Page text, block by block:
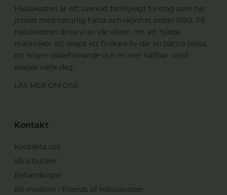
Hälsokosten är ett svenskt familjeägt företag som har
jobbat med naturlig hälsa och skönhet sedan 1980. På
Hälsokosten drivs vi av vår vision om att hjälpa
människor att skapa ett friskare liv där en bättre hälsa,
ett högre välbefinnande och en mer hållbar värld
skapas varje dag.
LÄS MER OM OSS
Kontakt
Kontakta oss
Våra butiker
Behandlingar
Bli medlem i Friends of Hälsokosten